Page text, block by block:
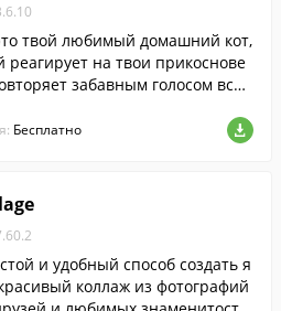
твой любимый домашний кот,
реагирует на твои прикоснове
забавным голосом все,
Бесплатно
и удобный способ создать я
коллаж из фотографий